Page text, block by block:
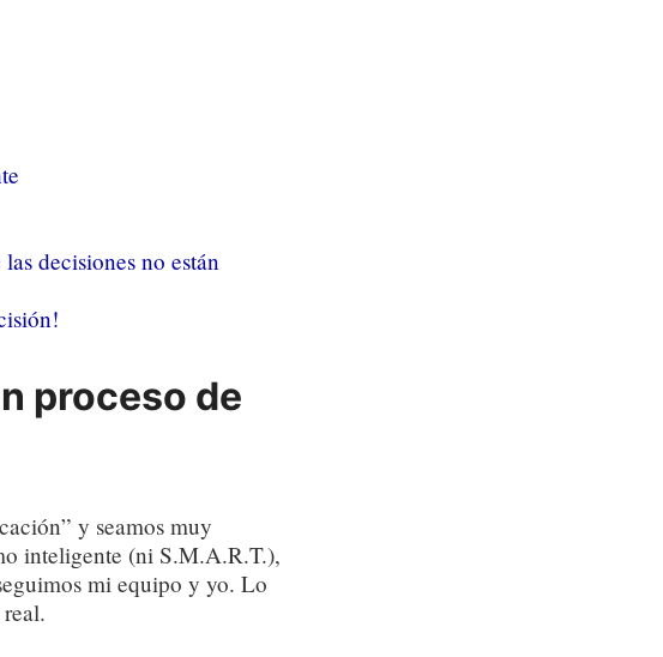
decisiones no están
proceso de
y seamos muy
inteligente (ni S.M.A.R.T.),
mi equipo y yo. Lo